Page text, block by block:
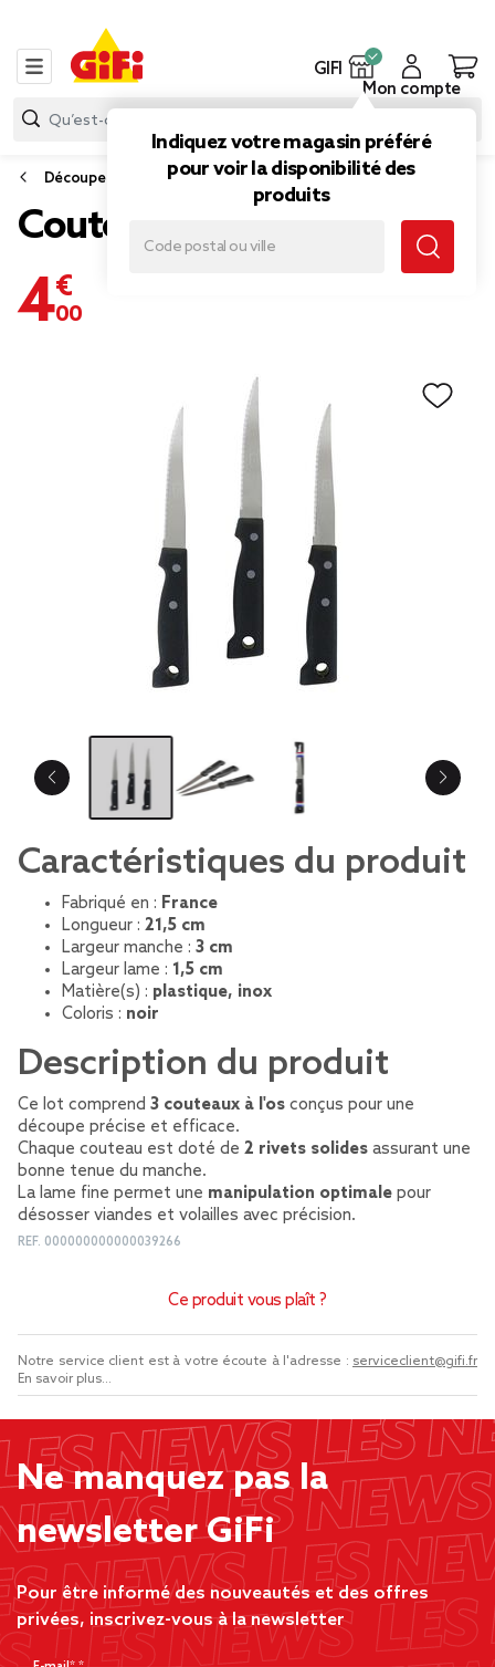
GIFI
Indiquez votre magasin préféré
pour voir la disponibilité des
produits
Mon compte
Découpe
Couteau à l'os 2 rivets x3
4,00 €
Caractéristiques du produit
Fabriqué en : France
Longueur : 21,5 cm
Largeur manche : 3 cm
Largeur lame : 1,5 cm
Matière(s) : plastique, inox
Coloris : noir
Description du produit
Ce lot comprend 3 couteaux à l'os conçus pour une
découpe précise et efficace.
Chaque couteau est doté de 2 rivets solides assurant une
bonne tenue du manche.
La lame fine permet une manipulation optimale pour
désosser viandes et volailles avec précision.
REF. 000000000000039266
Ce produit vous plaît ?
Notre service client est à votre écoute à l'adresse : serviceclient@gifi.fr
En savoir plus...
Ne manquez pas la
newsletter GiFi
Pour être informé des nouveautés et des offres
privées, inscrivez-vous à la newsletter